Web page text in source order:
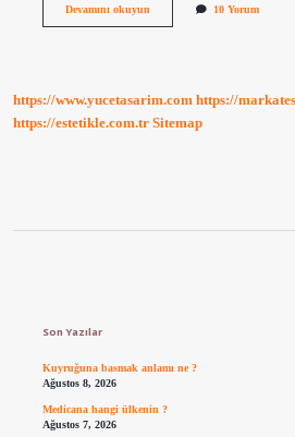
Devamını okuyunAkciğer
10 Yorum
https://www.yucetasarim.com https://
https://estetikle.com.tr Sitemap
Son Yazılar
Kuyruğuna basmak anlamı ne ?
Ağustos 8, 2026
Medicana hangi ülkenin ?
Ağustos 7, 2026